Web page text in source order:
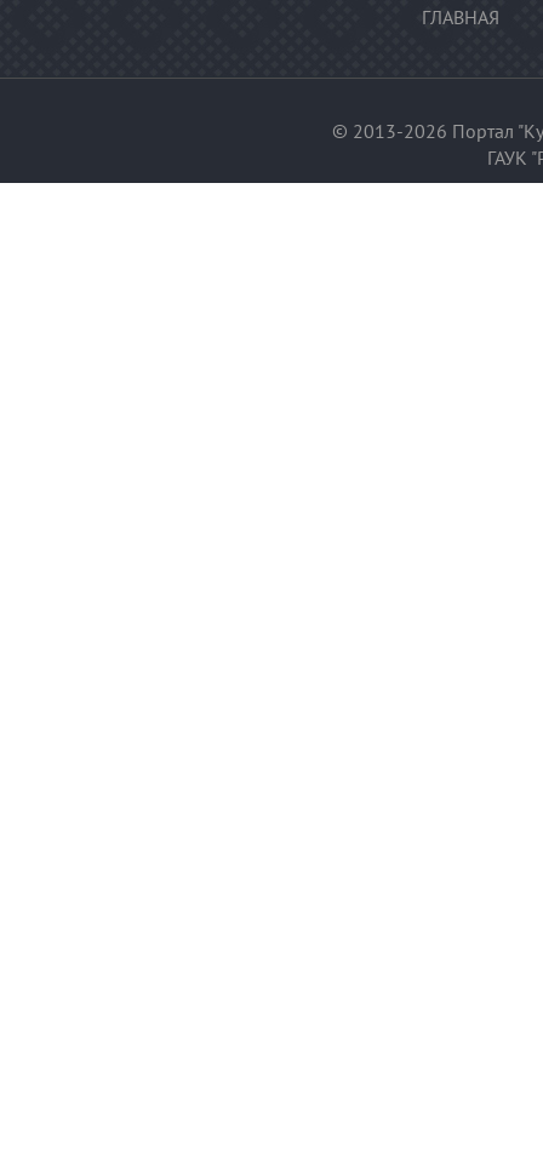
ГЛАВНАЯ
© 2013-2026 Портал
ГАУК